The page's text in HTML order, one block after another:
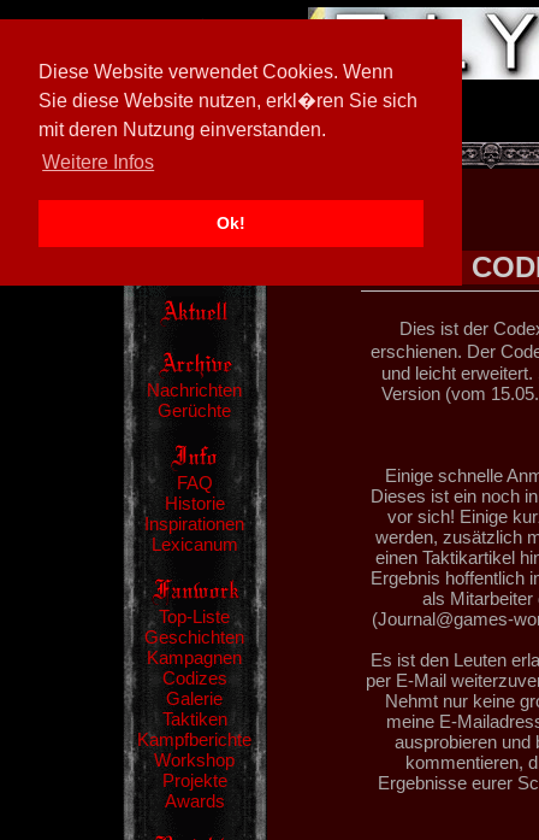
Diese Website verwendet Cookies. Wenn
Sie diese Website nutzen, erkl�ren Sie sich
mit deren Nutzung einverstanden.
Weitere Infos
Ok!
[ 600026/M3]
Nachrichten
Gerüchte
FAQ
Historie
Inspirationen
Lexicanum
Top-Liste
Geschichten
Kampagnen
Codizes
Galerie
Taktiken
Kampfberichte
Workshop
Projekte
Awards
Dies ist der
erschienen. Der
und leicht
Version (vom
Einige schnelle
Dieses ist ein noch
vor sich! Einige
werden, zusätzlich
einen Taktikartikel
Ergebnis hoffentlich
als
(Journal@games-
Es ist den Leuten
per E-Mail
Nehmt nur keine
meine E-
ausprobieren und
kommentieren,
Ergebnisse eurer